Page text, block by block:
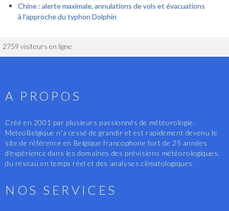
Chine : alerte maximale, annulations de vols et évacuations
à l'approche du typhon Dolphin
2759 visiteurs en ligne
A PROPOS
Créé en 2001 par plusieurs passionnés de météorologie,
MeteoBelgique n'a cessé de grandir et est rapidement devenu le
site de référence en Belgique francophone fort de 25 années
d'expérience dans les domaines des prévisions météorologiques,
du réseau en temps réel et des analyses climatologiques.
NOS SERVICES